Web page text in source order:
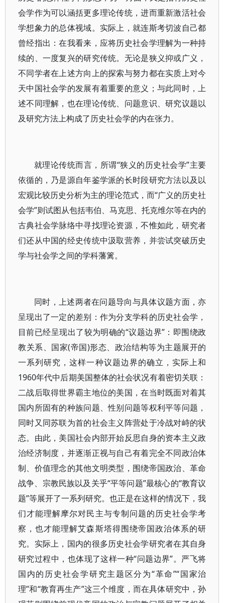
会学作为可以涵括更多理论传统，进而重新激活社会
学想象力的总体视域。实际上，就连斯考切波自己都
曾经指出：在我看来，应将历史社会学理解为一种持
续的、一度复兴的研究传统。无论是狭义抑或广义，
不同学者在上述方向上的探索与努力都在实质上对今
天中国社会学的发展有着重要的意义；与此同时，上
述不同理解，也在理论传统、问题意识、研究议题以
及研究方法上构成了历史社会学的内在张力。
就理论传统而言，所谓“狭义的历史社会学”主要
依循的，乃是源自年鉴学派的长时段研究方法以及以
宏观比较历史分析为主的理论范式，而“广义的历史社
会学”则试图从包括韦伯、马克思、托克维尔等在内的
古典社会学脉络中寻找理论资源，不惟如此，研究者
们还从中国的经史传统中汲取营养，并尝试突破历史
学与社会学之间的学科藩篱。
同时，上述两者在问题导向与具体议题方面，亦
呈现出了一定的差别：作为分支学科的历史社会学，
目前已经呈现出了较为明确的“议题边界”：即围绕政
教关系、国家(帝国)形态、政治结构等为主题展开的
一系列研究，这样一种议题边界的确立，实际上和
1960年代中后期美国整体的社会状况有着密切关联：
二战后取得世界霸主地位的美国，在当时既面对着其
国内所固有的种族问题、性别问题等权利平等问题，
同时又同苏联为首的社会主义阵营处于冷战对峙的状
态。由此，美国社会内部开始反思自身的资本主义政
治经济制度，并逐渐正视与自己有着完全不同政治体
制、价值理念的其他文明类型，围绕帝国政治、革命
战争、宗教民族以及关乎“平等问题”最核心的“教育议
题”等展开了一系列研究。也正是在这样的情况下，我
们才能理解摩尔对民主与专制问题的历史社会学考
察，也才能理解艾森斯塔得围绕帝国政治体系的研
究。实际上，国内的很多历史社会学研究者在其自身
研究过程中，也体现了这样一种“问题边界”。严飞将
国内的历史社会学研究主题区分为“革命”“国家治
理”和“教育再生产”这三个维度，而在具体研究中，孙